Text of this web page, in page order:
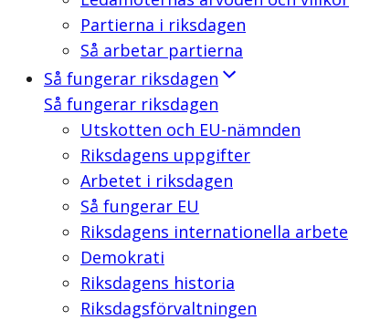
Partierna i riksdagen
Så arbetar partierna
Så fungerar riksdagen
Så fungerar riksdagen
Utskotten och EU-nämnden
Riksdagens uppgifter
Arbetet i riksdagen
Så fungerar EU
Riksdagens internationella arbete
Demokrati
Riksdagens historia
Riksdagsförvaltningen